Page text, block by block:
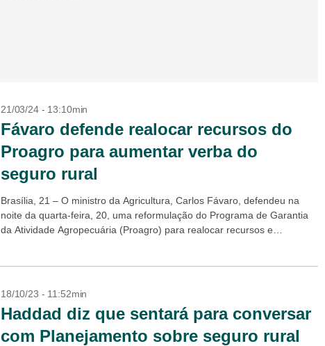
21/03/24 - 13:10min
Fávaro defende realocar recursos do
Proagro para aumentar verba do
seguro rural
Brasília, 21 – O ministro da Agricultura, Carlos Fávaro, defendeu na
noite da quarta-feira, 20, uma reformulação do Programa de Garantia
da Atividade Agropecuária (Proagro) para realocar recursos e
18/10/23 - 11:52min
Haddad diz que sentará para conversar
com Planejamento sobre seguro rural